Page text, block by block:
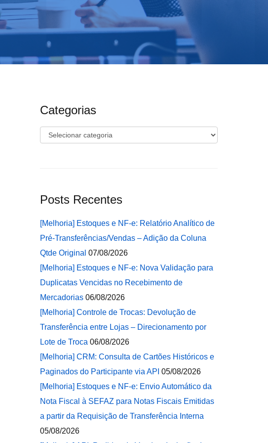
Categorias
Categorias
Posts Recentes
[Melhoria] Estoques e NF-e: Relatório Analítico de
Pré-Transferências/Vendas – Adição da Coluna
Qtde Original 07/08/2026
[Melhoria] Estoques e NF-e: Nova Validação para
Duplicatas Vencidas no Recebimento de
Mercadorias 06/08/2026
[Melhoria] Controle de Trocas: Devolução de
Transferência entre Lojas – Direcionamento por
Lote de Troca 06/08/2026
[Melhoria] CRM: Consulta de Cartões Históricos e
Paginados do Participante via API 05/08/2026
[Melhoria] Estoques e NF-e: Envio Automático da
Nota Fiscal à SEFAZ para Notas Fiscais Emitidas
a partir da Requisição de Transferência Interna
05/08/2026